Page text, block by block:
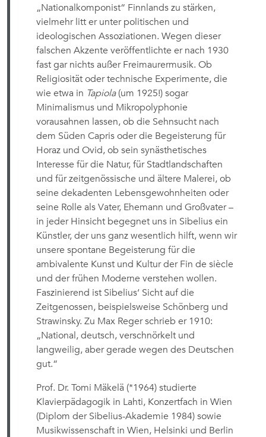
„Nationalkomponist“ Finnlands zu stärken,
vielmehr litt er unter politischen und
ideologischen Assoziationen. Wegen dieser
falschen Akzente veröffentlichte er nach 1930
fast gar nichts außer Freimaurermusik. Ob
Religiosität oder technische Experimente, die
wie etwa in Tapiola(um 1925!) sogar
Minimalismus und Mikropolyphonie
vorausahnen lassen, ob die Sehnsucht nach
dem Süden Capris oder die Begeisterung für
Horaz und Ovid, ob sein synästhetisches
Interesse für die Natur, für Stadtlandschaften
und für zeitgenössische und ältere Malerei, ob
seine dekadenten Lebensgewohnheiten oder
seine Rolle als Vater, Ehemann und Großvater –
in jeder Hinsicht begegnet uns in Sibelius ein
Künstler, der uns ganz wesentlich hilft, wenn wir
unsere spontane Begeisterung für die
ambivalente Kunst und Kultur der Fin de siècle
und der frühen Moderne verstehen wollen.
Faszinierend ist Sibelius‘ Sicht auf die
Zeitgenossen, beispielsweise Schönberg und
Strawinsky. Zu Max Reger schrieb er 1910:
„National, deutsch, verschnörkelt und
langweilig, aber gerade wegen des Deutschen
gut.“
Prof. Dr. Tomi Mäkelä (*1964) studierte
Klavierpädagogik in Lahti, Konzertfach in Wien
(Diplom der Sibelius-Akademie 1984) sowie
Musikwissenschaft in Wien, Helsinki und Berlin